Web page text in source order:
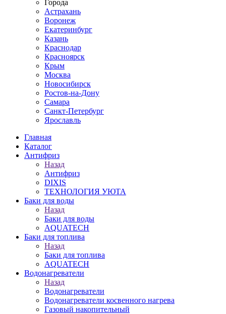
Города
Астрахань
Воронеж
Екатеринбург
Казань
Краснодар
Красноярск
Крым
Москва
Новосибирск
Ростов-на-Дону
Самара
Санкт-Петербург
Ярославль
Главная
Каталог
Антифриз
Назад
Антифриз
DIXIS
ТЕХНОЛОГИЯ УЮТА
Баки для воды
Назад
Баки для воды
AQUATECH
Баки для топлива
Назад
Баки для топлива
AQUATECH
Водонагреватели
Назад
Водонагреватели
Водонагреватели косвенного нагрева
Газовый накопительный